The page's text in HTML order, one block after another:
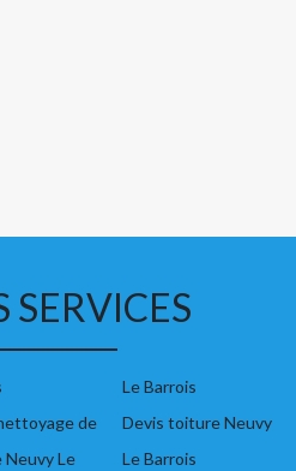
SERVICES
de
Le
Le Barrois
Devis toiture Neuvy
Le Barrois